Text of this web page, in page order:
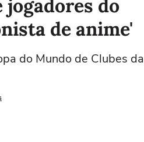
do
de anime'
do Mundo de Clubes da